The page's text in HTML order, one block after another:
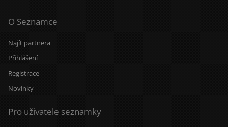
O Seznamce
Najít partnera
Přihlášení
Registrace
Novinky
Pro uživatele seznamky